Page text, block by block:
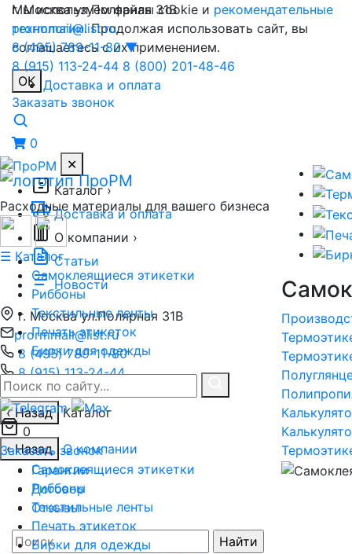
Мы используем файлы cookie и рекомендательные
технологии. Продолжая использовать сайт, вы
соглашаетесь с их применением.
ОК
г. Москва ул.Полярная 31В
prormmail@list.ru
8 (495) 789-11-80▼
8 (915) 113-24-44 8 (800) 201-48-46
Доставка и оплата
Расходные материалы для вашего бизнеса
☰ Каталог
Самоклеящиеся этикетки
Риббоны
Текстильные ленты
Печать этикеток
Бирки для одежды
0
Заказать звонок
Самоклеящиеся этикетки
Риббоны
Текстильные ленты
Печать этикеток
Бирки для одежды
Заказать звонок
0
✕
Каталог ›
Доставка и оплата
О компании ›
Статьи
Новости
г. Москва ул.Полярная 31В
prormmail@list.ru
8 (495) 789-11-80
8 (915) 113-24-44
8 (800) 201-48-46
‹ Назад
Каталог
‹ Назад
О компании
Гарантии
Договор
Отзывы
Найти: